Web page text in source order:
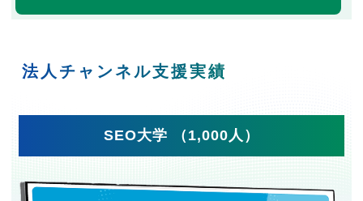
法人チャンネル支援実績
SEO大学 （1,000人）